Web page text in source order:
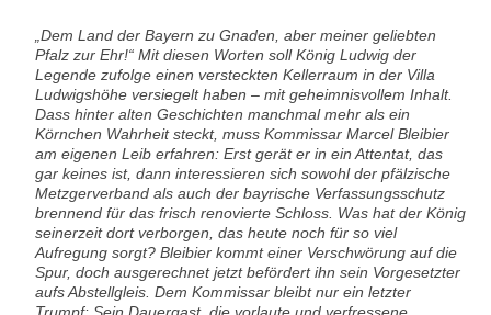
„Dem Land der Bayern zu Gnaden, aber meiner geliebten
Pfalz zur Ehr!“ Mit diesen Worten soll König Ludwig der
Legende zufolge einen versteckten Kellerraum in der Villa
Ludwigshöhe versiegelt haben – mit geheimnisvollem Inhalt.
Dass hinter alten Geschichten manchmal mehr als ein
Körnchen Wahrheit steckt, muss Kommissar Marcel Bleibier
am eigenen Leib erfahren: Erst gerät er in ein Attentat, das
gar keines ist, dann interessieren sich sowohl der pfälzische
Metzgerverband als auch der bayrische Verfassungsschutz
brennend für das frisch renovierte Schloss. Was hat der König
seinerzeit dort verborgen, das heute noch für so viel
Aufregung sorgt? Bleibier kommt einer Verschwörung auf die
Spur, doch ausgerechnet jetzt befördert ihn sein Vorgesetzter
aufs Abstellgleis. Dem Kommissar bleibt nur ein letzter